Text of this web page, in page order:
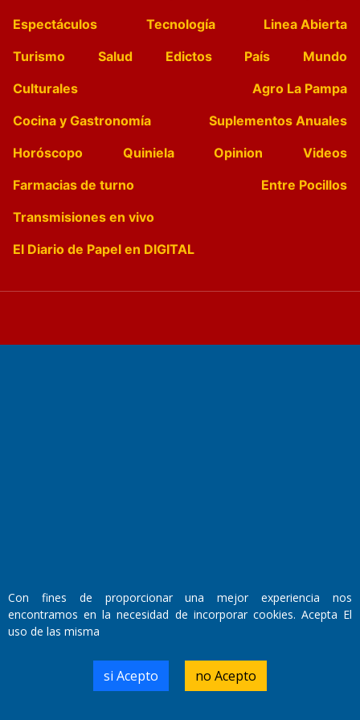
Espectáculos
Tecnología
Linea Abierta
Turismo
Salud Edictos País
Mundo
Culturales
Agro La Pampa
Cocina y Gastronomía
Suplementos Anuales
Horóscopo
Quiniela Opinion
Videos
Farmacias de turno
Entre Pocillos
Transmisiones en vivo
El Diario de Papel en DIGITAL
Domicilio Legal: José Ingenieros 855,
Santa Rosa, La Pampa.
RL-2019-55551274-APN-DNDA#MJ
Con fines de proporcionar una mejor experiencia nos
encontramos en la necesidad de incorporar cookies. Acepta El
uso de las misma
si Acepto no Acepto